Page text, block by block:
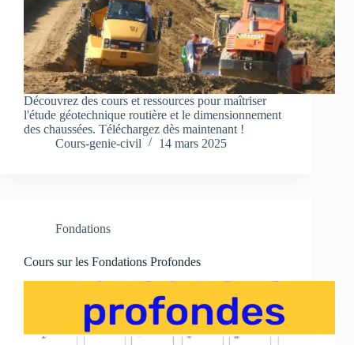
Découvrez des cours et ressources pour maîtriser
l'étude géotechnique routière et le dimensionnement
des chaussées. Téléchargez dès maintenant !
Cours-genie-civil
14 mars 2025
Fondations
Cours sur les Fondations Profondes